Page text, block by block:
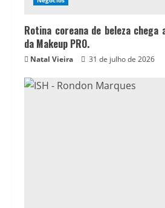
Rotina coreana de beleza chega
da Makeup PRO.
Natal Vieira 31 de julho de 2026